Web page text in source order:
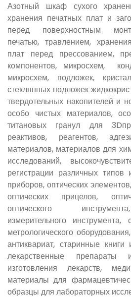
Азотный шкаф сухого
хранения печатных плат и
перед поверхностным
печатью, травлением,
плат перед прессованием,
компонентов, микросхем,
микросхем, подложек,
стеклянных подложек
твердотельных накопителей и
особо чистых материалов,
титановых гранул для
реактивов, реагентов,
материалов, материалов для
исследований,
регистрации различных типов
приборов, оптических
оптических прицелов,
оптического
измерительного инструмента,
метрологического
антиквариат, старинные
лекарственные
изготовления лекарств,
материалы для
образцы для лабораторных